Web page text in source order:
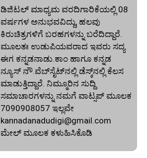
ಡಿಜಿಟಲ್ ಮಾಧ್ಯಮ ವರದಿಗಾರಿಕೆಯಲ್ಲಿ 08
ವರ್ಷಗಳ ಅನುಭವವಿದ್ದು, ಹಲವು
ಕಿರುಚಿತ್ರಗಳಿಗೆ ಬರಹಗಳನ್ನು ಬರೆದಿದ್ದಾರೆ.
ಮೂಲತಃ ಉಡುಪಿಯವರಾದ ಇವರು ಸದ್ಯ
ಈಗ ಕನ್ನಡನಾಡು.ಕಾಂ ಹಾಗೂ ಕನ್ನಡ
ನ್ಯೂಸ್‌ ನೌ.ವೆಬ್‌ಸೈಟ್‌ನಲ್ಲಿ ಡೆಸ್ಕ್‌ನಲ್ಲಿ ಕೆಲಸ
ಮಾಡುತ್ತಿದ್ದಾರೆ. ನಿಮ್ಮೂರಿನ ಸುದ್ದಿ
ಸಮಾಚಾರಗಳನ್ನು ನಮಗೆ ವಾಟ್ಸಪ್‌ ಮೂಲಕ
7090908057 ಇಲ್ಲವೇ
kannadanadudigi@gmail.com
ಮೇಲ್‌ ಮೂಲಕ ಕಳುಹಿಸಿಕೊಡಿ